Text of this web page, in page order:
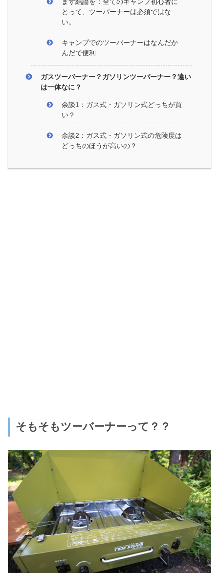
とって、ツーバーナーは必須ではな
い。
キャンプでのツーバーナーはなんだか
んだで便利
ガスツーバーナー？ガソリンツーバーナー？違い
は一体なに？
余談1：ガス式・ガソリン式どっちが買
い？
余談2：ガス式・ガソリン式の危険度は
どっちのほうが高いの？
そもそもツーバーナーって？？